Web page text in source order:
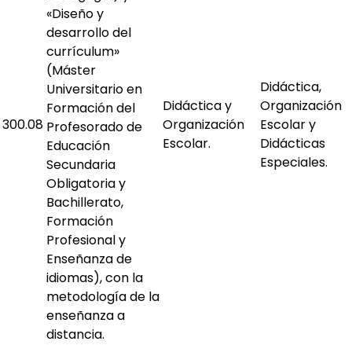
300.08
«Diseño y
desarrollo del
currículum»
(Máster
Universitario en
Formación del
Profesorado de
Educación
Secundaria
Obligatoria y
Bachillerato,
Formación
Profesional y
Enseñanza de
idiomas), con la
metodología de la
enseñanza a
distancia.
Didáctica y
Organización
Escolar.
Didáctica,
Organización
Escolar y
Didácticas
Especiales.